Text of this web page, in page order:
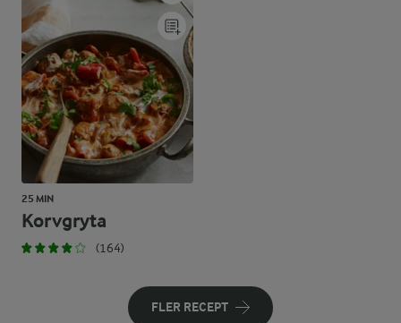
25 MIN
Korvgryta
(164)
FLER RECEPT